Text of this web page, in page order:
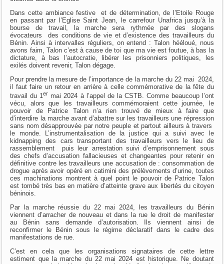
Dans cette ambiance festive et de détermination, de l’Etoile Rouge
en passant par l’Eglise Saint Jean, le carrefour Unafrica jusqu’à la
bourse de travail, la marche sera rythmée par des slogans
évocateurs des conditions de vie et d’existence des travailleurs du
Bénin. Ainsi à intervalles réguliers, on entend : Talon hééloué, nous
avons faim, Talon c’est à cause de toi que ma vie est foutue, à bas la
dictature, à bas l’autocratie, libérer les prisonniers politiques, les
exilés doivent revenir, Talon dégage.
Pour prendre la mesure de l’importance de la marche du 22 mai 2024,
il faut faire un retour en arrière à celle commémorative de la fête du
travail du 1er mai 2024 à l’appel de la CSTB. Comme beaucoup l’ont
vécu, alors que les travailleurs commémoraient cette journée, le
pouvoir de Patrice Talon n’a rien trouvé de mieux à faire que
d’interdire la marche avant d’abattre sur les travailleurs une répression
sans nom désapprouvée par notre peuple et partout ailleurs à travers
le monde. L’instrumentalisation de la justice qui a suivi avec le
kidnapping des cars transportant des travailleurs vers le lieu de
rassemblement puis leur arrestation suivi d’emprisonnement sous
des chefs d’accusation fallacieuses et changeantes pour retenir en
définitive contre les travailleurs une accusation de : consommation de
drogue après avoir opéré en catimini des prélèvements d’urine, toutes
ces machinations montrent à quel point le pouvoir de Patrice Talon
est tombé très bas en matière d’atteinte grave aux libertés du citoyen
béninois.
Par la marche réussie du 22 mai 2024, les travailleurs du Bénin
viennent d’arracher de nouveau et dans la rue le droit de manifester
au Bénin sans demande d’autorisation. Ils viennent ainsi de
reconfirmer le Bénin sous le régime déclaratif dans le cadre des
manifestations de rue.
C’est en cela que les organisations signataires de cette lettre
estiment que la marche du 22 mai 2024 est historique. Ne doutant